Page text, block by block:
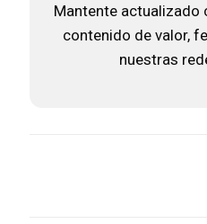
Mantente actualizado
contenido de valor,
nuestras